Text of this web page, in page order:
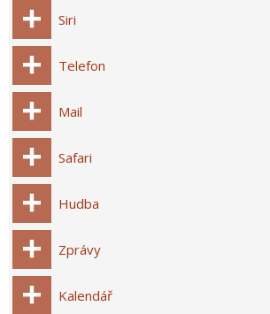
Siri
Telefon
Mail
Safari
Hudba
Zprávy
Kalendář